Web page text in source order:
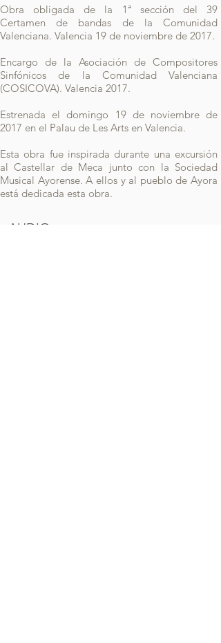
Obra obligada de la 1ª sección del 39
Certamen de bandas de la Comunidad
Valenciana. Valencia 19 de noviembre de 2017.
Encargo de la Asociación de Compositores
Sinfónicos de la Comunidad Valenciana
(COSICOVA). Valencia 2017.
Estrenada el domingo 19 de noviembre de
2017 en el Palau de Les Arts en Valencia.
Esta obra fue inspirada durante una excursión
al Castellar de Meca junto con la Sociedad
Musical Ayorense. A ellos y al pueblo de Ayora
está dedicada esta obra.
AUDIO